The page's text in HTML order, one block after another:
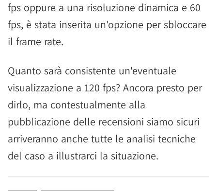
fps oppure a una risoluzione dinamica e 60
fps, è stata inserita un'opzione per sbloccare
il frame rate.
Quanto sarà consistente un'eventuale
visualizzazione a 120 fps? Ancora presto per
dirlo, ma contestualmente alla
pubblicazione delle recensioni siamo sicuri
arriveranno anche tutte le analisi tecniche
del caso a illustrarci la situazione.